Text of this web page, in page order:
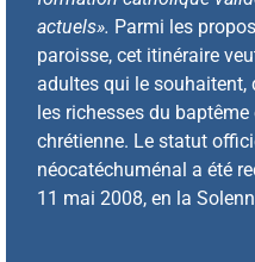
actuels». Parmi les
paroisse, cet itinéraire
adultes qui le souhaitent,
les richesses du
chrétienne. Le statut
néocatéchuménal a été
11 mai 2008, en la